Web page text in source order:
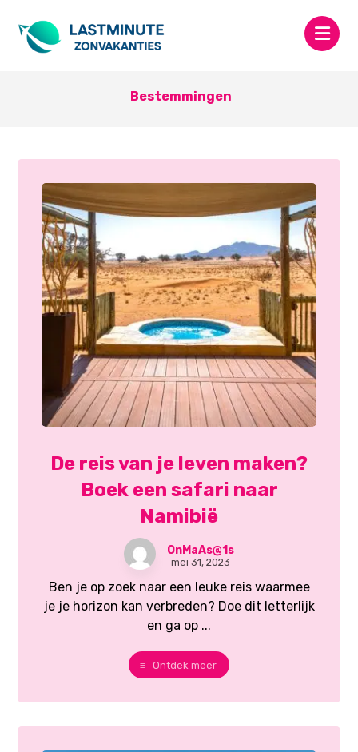
Bestemmingen
De reis van je leven maken?
Boek een safari naar
Namibië
OnMaAs@1s
mei 31, 2023
Ben je op zoek naar een leuke reis waarmee
je je horizon kan verbreden? Doe dit letterlijk
en ga op ...
Ontdek meer